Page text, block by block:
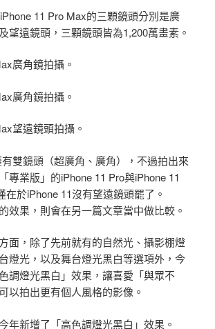
11 Pro Max的三顆鏡頭分別是廣
望遠鏡頭，三顆鏡頭皆為1,200萬畫素。
廣角鏡拍攝。
廣角鏡拍攝。
望遠鏡頭拍攝。
雙鏡頭（超廣角、廣角），不過拍出來
專業版」的iPhone 11 Pro與iPhone 11
在於iPhone 11沒有望遠鏡頭罷了。
效果，則會在另一篇文章當中做比較。
面，除了先前就有的自然光、攝影棚燈
燈光，以及舞台燈光黑白等選項外，今
調燈光黑白」效果，讓喜愛「與眾不
以拍出更有個人風格的影像。
年新增了「高色調燈光黑白」效果。